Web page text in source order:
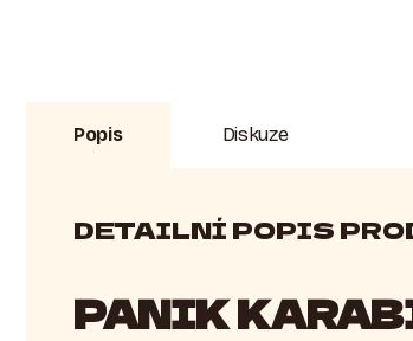
Popis Diskuze
DETAILNÍ POPIS
PANIK